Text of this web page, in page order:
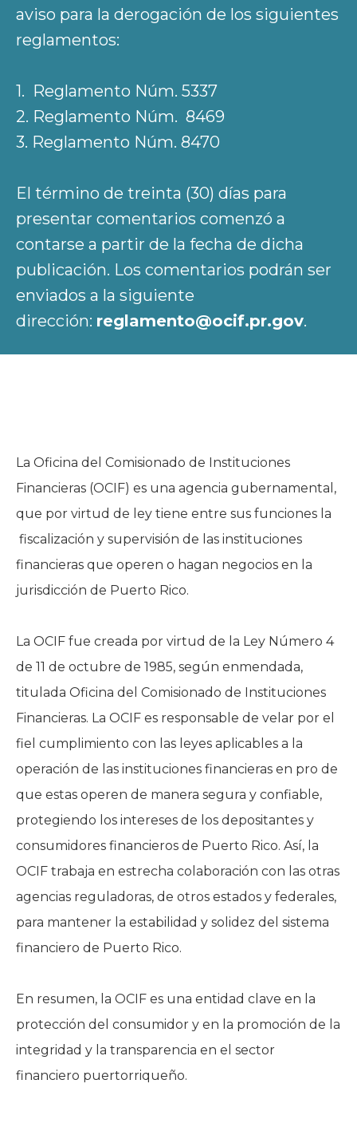
aviso para la derogación de los siguientes
reglamentos:
1. Reglamento Núm. 5337
2. Reglamento Núm. 8469
3. Reglamento Núm. 8470
El término de treinta (30) días para
presentar comentarios comenzó a
contarse a partir de la fecha de dicha
publicación. Los comentarios podrán ser
enviados a la siguiente
dirección: reglamento@ocif.pr.gov.
La Oficina del Comisionado de Instituciones
Financieras (OCIF) es una agencia gubernamental,
que por virtud de ley tiene entre sus funciones la
fiscalización y supervisión de las instituciones
financieras que operen o hagan negocios en la
jurisdicción de Puerto Rico.
La OCIF fue creada por virtud de la Ley Número 4
de 11 de octubre de 1985, según enmendada,
titulada Oficina del Comisionado de Instituciones
Financieras. La OCIF es responsable de velar por el
fiel cumplimiento con las leyes aplicables a la
operación de las instituciones financieras en pro de
que estas operen de manera segura y confiable,
protegiendo los intereses de los depositantes y
consumidores financieros de Puerto Rico. Así, la
OCIF trabaja en estrecha colaboración con las otras
agencias reguladoras, de otros estados y federales,
para mantener la estabilidad y solidez del sistema
financiero de Puerto Rico.
En resumen, la OCIF es una entidad clave en la
protección del consumidor y en la promoción de la
integridad y la transparencia en el sector
financiero puertorriqueño.